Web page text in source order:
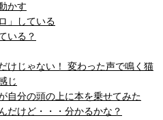
かす
」している
いる？
けじゃない！ 変わった声で鳴く猫
じ
自分の頭の上に本を乗せてみた
だけど・・・分かるかな？